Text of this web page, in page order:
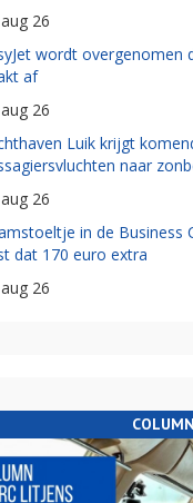
26
wordt overgenomen
af
26
Luik krijgt
naar
26
in de Business
dat 170 euro extra
26